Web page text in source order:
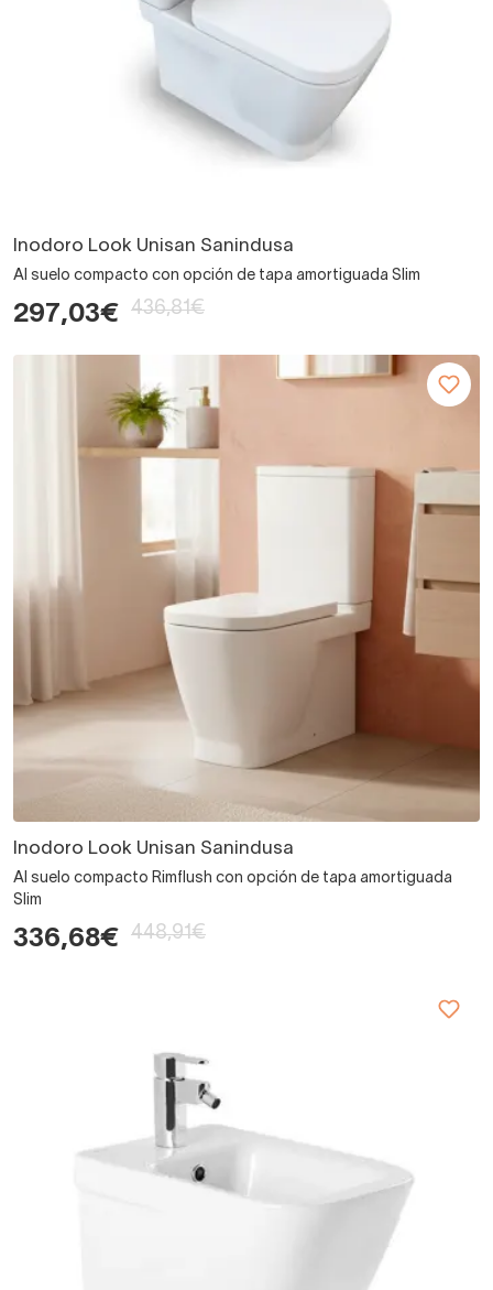
Inodoro Look Unisan Sanindusa
Al suelo compacto con opción de tapa amortiguada Slim
297,03€ 436,81€
Inodoro Look Unisan Sanindusa
Al suelo compacto Rimflush con opción de tapa amortiguada
Slim
336,68€ 448,91€